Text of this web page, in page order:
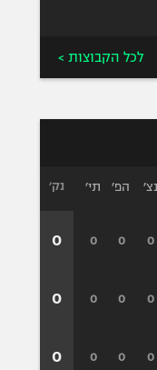
לכל הקבוצות >
נצ׳ הפ׳ תי׳
0
0
0
0
0
0
0
0
0
נק׳
0
0
0